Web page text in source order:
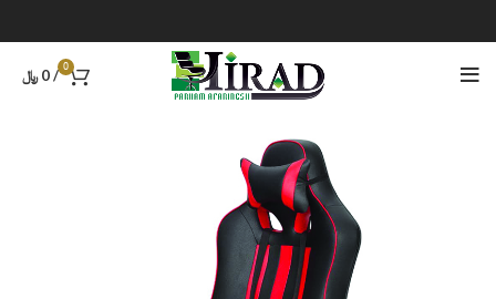
0
/
0 ﷼